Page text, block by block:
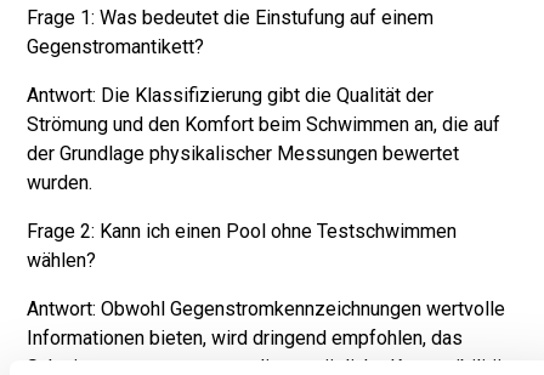
Frage 1: Was bedeutet die Einstufung auf einem
Gegenstromantikett?
Antwort: Die Klassifizierung gibt die Qualität der
Strömung und den Komfort beim Schwimmen an, die auf
der Grundlage physikalischer Messungen bewertet
wurden.
Frage 2: Kann ich einen Pool ohne Testschwimmen
wählen?
Antwort: Obwohl Gegenstromkennzeichnungen wertvolle
Informationen bieten, wird dringend empfohlen, das
Schwimmen zu testen, um die persönliche Kompatibilität